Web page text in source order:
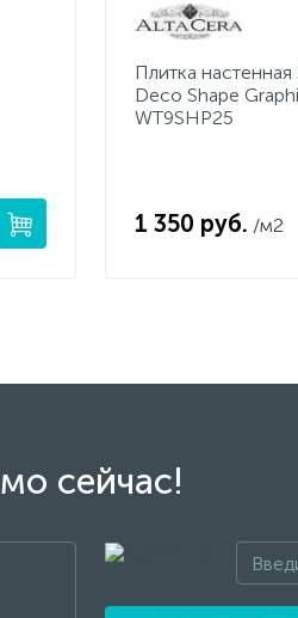
Плитка настенная
Deco Shape
WT9SHP25
1 350 руб. /м2
сейчас!